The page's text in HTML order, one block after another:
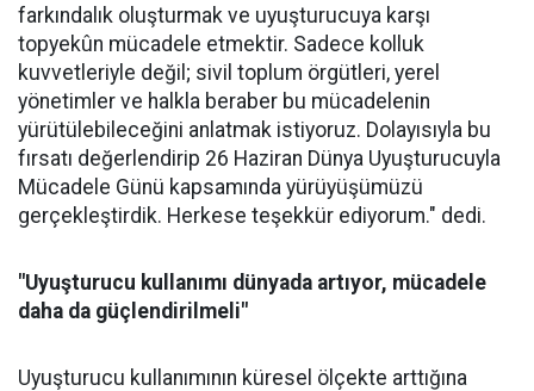
farkındalık oluşturmak ve uyuşturucuya karşı
topyekûn mücadele etmektir. Sadece kolluk
kuvvetleriyle değil; sivil toplum örgütleri, yerel
yönetimler ve halkla beraber bu mücadelenin
yürütülebileceğini anlatmak istiyoruz. Dolayısıyla bu
fırsatı değerlendirip 26 Haziran Dünya Uyuşturucuyla
Mücadele Günü kapsamında yürüyüşümüzü
gerçekleştirdik. Herkese teşekkür ediyorum." dedi.
"Uyuşturucu kullanımı dünyada artıyor, mücadele
daha da güçlendirilmeli"
Uyuşturucu kullanımının küresel ölçekte arttığına